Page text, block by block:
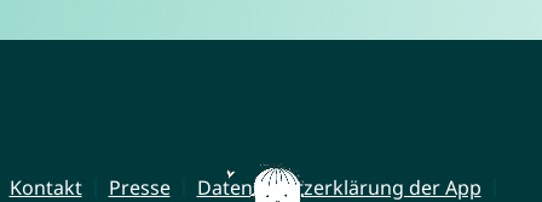
Kontakt Presse
Datenschutzerklärung der App